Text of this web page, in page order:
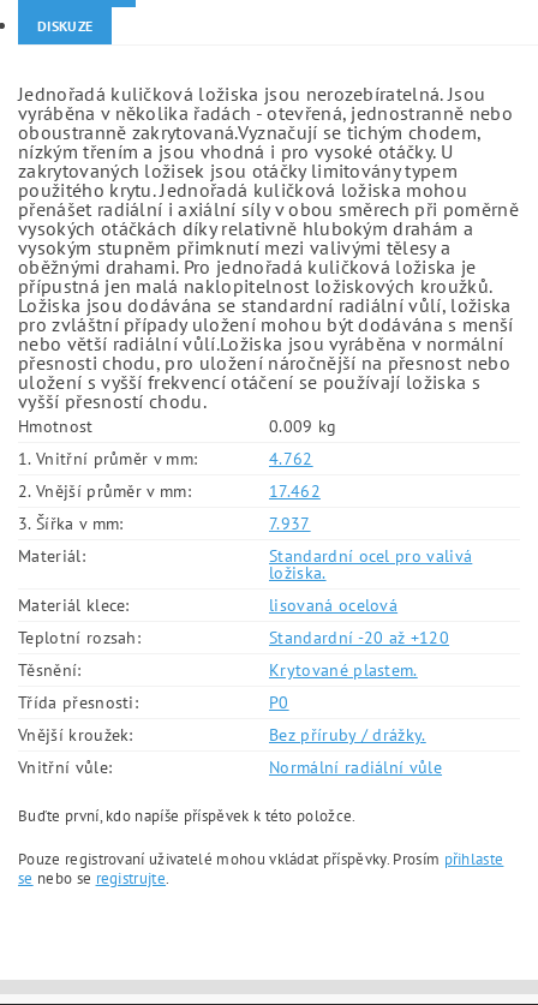
DISKUZE
Jednořadá kuličková ložiska jsou nerozebíratelná. Jsou
vyráběna v několika řadách - otevřená, jednostranně nebo
oboustranně zakrytovaná.Vyznačují se tichým chodem,
nízkým třením a jsou vhodná i pro vysoké otáčky. U
zakrytovaných ložisek jsou otáčky limitovány typem
použitého krytu. Jednořadá kuličková ložiska mohou
přenášet radiální i axiální síly v obou směrech při poměrně
vysokých otáčkách díky relativně hlubokým drahám a
vysokým stupněm přimknutí mezi valivými tělesy a
oběžnými drahami. Pro jednořadá kuličková ložiska je
přípustná jen malá naklopitelnost ložiskových kroužků.
Ložiska jsou dodávána se standardní radiální vůlí, ložiska
pro zvláštní případy uložení mohou být dodávána s menší
nebo větší radiální vůlí.Ložiska jsou vyráběna v normální
přesnosti chodu, pro uložení náročnější na přesnost nebo
uložení s vyšší frekvencí otáčení se používají ložiska s
vyšší přesností chodu.
Hmotnost
0.009 kg
1. Vnitřní průměr v mm:
4.762
2. Vnější průměr v mm:
17.462
3. Šířka v mm:
7.937
Materiál:
Standardní ocel pro valivá
ložiska.
Materiál klece:
lisovaná ocelová
Teplotní rozsah:
Standardní -20 až +120
Těsnění:
Krytované plastem.
Třída přesnosti:
P0
Vnější kroužek:
Bez příruby / drážky.
Vnitřní vůle:
Normální radiální vůle
Buďte první, kdo napíše příspěvek k této položce.
Pouze registrovaní uživatelé mohou vkládat příspěvky. Prosím přihlaste
se nebo se registrujte.